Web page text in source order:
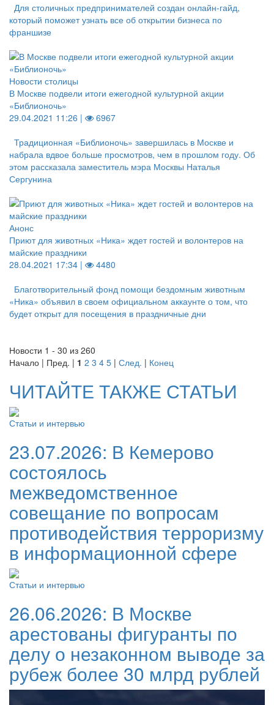
Для столичных предпринимателей создан онлайн-гайд,
который поможет узнать все об открытии бизнеса по
франшизе
Новости столицы
В Москве подвели итоги ежегодной культурной акции
«Библионочь»
29.04.2021 11:26 |
6967
Традиционная «Библионочь» завершилась в Москве и
набрала вдвое больше просмотров, чем в прошлом году. Об
этом рассказала заместитель мэра Москвы Наталья
Сергунина
Анонс
Приют для животных «Ника» ждет гостей и волонтеров на
майские праздники
28.04.2021 17:34 |
4480
Благотворительный фонд помощи бездомным животным
«Ника» объявил в своем официальном аккаунте о том, что
будет открыт для посещения в праздничные дни
Новости 1 - 30 из 260
Начало | Пред. | 1 2 3 4 5 | След. | Конец
ЧИТАЙТЕ ТАКЖЕ СТАТЬИ
Статьи и интервью
23.07.2026: В Кемерово
состоялось
межведомственное
совещание по вопросам
противодействия терроризму
в информационной сфере
Статьи и интервью
26.06.2026: В Москве
арестованы фигуранты по
делу о незаконном выводе за
рубеж более 30 млрд рублей